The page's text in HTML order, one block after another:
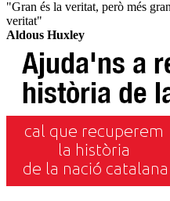
"Gran és la veritat, però més
veritat"
Aldous Huxley